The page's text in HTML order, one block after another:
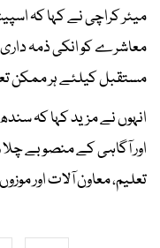
میئر کراچی نے کہا کہ
معاشرے کو انکی ذمہ
مستقبل کیلئے ہر ممکن
انہوں نے مزید کہا کہ
اور آگاہی کے منصوبے
تعلیم، معاون آلات اور